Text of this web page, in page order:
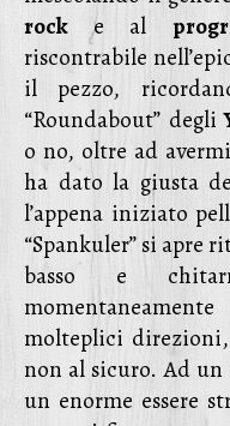
rock e al
riscontrabile
il pezzo,
“Roundabout” degli
o no, oltre ad
ha dato la giusta
l’appena iniziato
“Spankuler” si apre
basso e
molteplici direzioni,
non al sicuro. Ad
un enorme essere